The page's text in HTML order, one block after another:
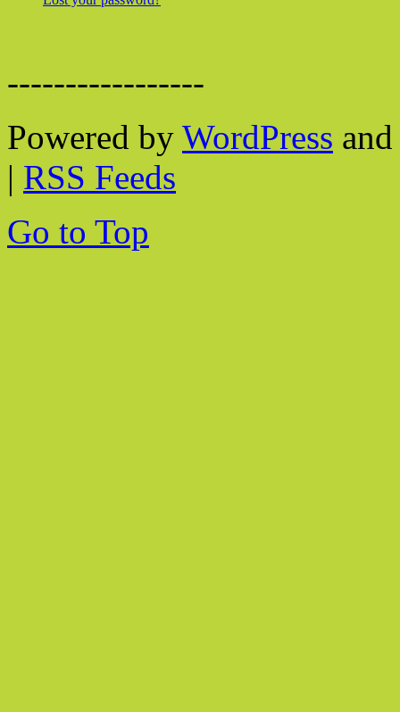
-----------------
Powered by WordPress
| RSS Feeds
Go to Top